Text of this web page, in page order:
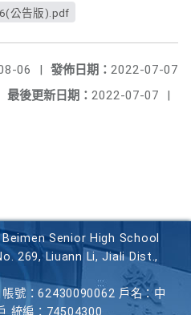
公告版).pdf
發佈日期： 2022-07-07
06
|
最後更新日期： 2022-07-07 |
Senior High School
269, Liuann Li, Jiali Dist.,
號：62430090062 戶名：中
統編：74504300